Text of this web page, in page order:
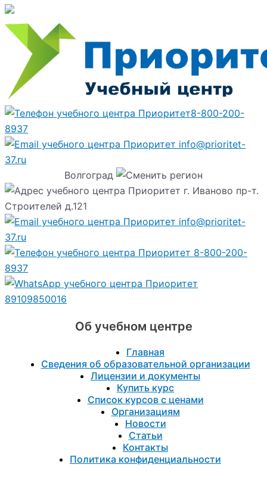
8-800-200-
8937
info@prioritet-
37.ru
Волгоград
г. Иваново пр-т.
Строителей д.121
info@prioritet-
37.ru
8-800-200-
8937
89109850016
Об учебном центре
Главная
Сведения об образовательной организации
Лицензии и документы
Купить курс
Список курсов с ценами
Организациям
Новости
Статьи
Контакты
Политика конфиденциальности